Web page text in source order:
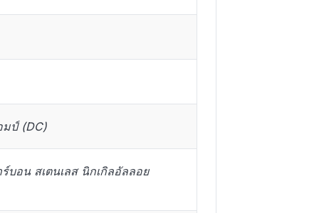
มป์ (DC)
บอน สเตนเลส นิกเกิลอัลลอย